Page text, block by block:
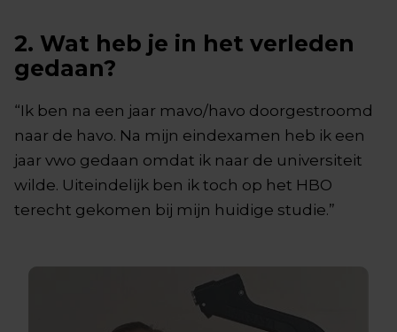
2. Wat heb je in het verleden
gedaan?
“Ik ben na een jaar mavo/havo doorgestroomd
naar de havo. Na mijn eindexamen heb ik een
jaar vwo gedaan omdat ik naar de universiteit
wilde. Uiteindelijk ben ik toch op het HBO
terecht gekomen bij mijn huidige studie.”